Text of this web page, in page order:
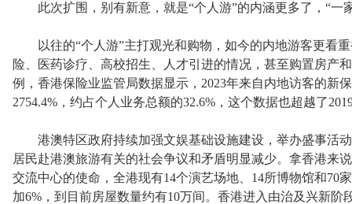
此次扩围，别有新意，就是“个人游”的内涵更多了，“一
以往的“个人游”主打观光和购物，如今的内地游客更看重
险、医药诊疗、高校招生、人才引进的情况，甚至购置房产
例，香港保险业监管局数据显示，2023年来自内地访客的新
2754.4%，约占个人业务总额的32.6%，这个数据也超越了
港澳特区政府持续加强文娱基础设施建设，举办盛事活
居民赴港澳旅游有关的社会争议和矛盾明显减少。拿香港来
交流中心的使命，全港现有14个演艺场地、14所博物馆和70
加6%，到目前房屋数量约有10万间。香港进入由治及兴新阶